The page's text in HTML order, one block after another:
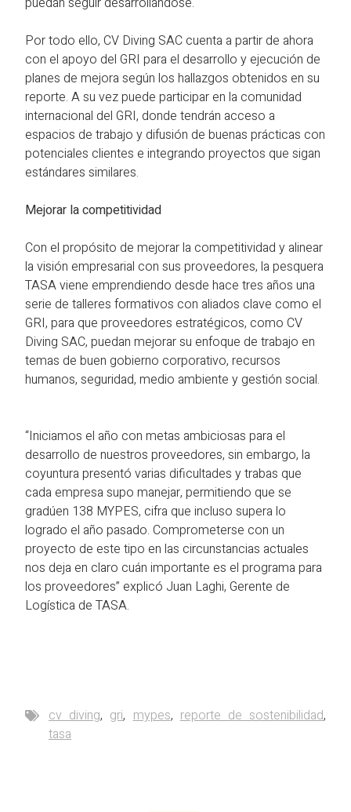
Por todo ello, CV Diving SAC cuenta a partir de ahora
con el apoyo del GRI para el desarrollo y ejecución de
planes de mejora según los hallazgos obtenidos en su
reporte. A su vez puede participar en la comunidad
internacional del GRI, donde tendrán acceso a
espacios de trabajo y difusión de buenas prácticas con
potenciales clientes e integrando proyectos que sigan
estándares similares.
Mejorar la competitividad
Con el propósito de mejorar la competitividad y alinear
la visión empresarial con sus proveedores, la pesquera
TASA viene emprendiendo desde hace tres años una
serie de talleres formativos con aliados clave como el
GRI, para que proveedores estratégicos, como CV
Diving SAC, puedan mejorar su enfoque de trabajo en
temas de buen gobierno corporativo, recursos
humanos, seguridad, medio ambiente y gestión social.
“Iniciamos el año con metas ambiciosas para el
desarrollo de nuestros proveedores, sin embargo, la
coyuntura presentó varias dificultades y trabas que
cada empresa supo manejar, permitiendo que se
gradúen 138 MYPES, cifra que incluso supera lo
logrado el año pasado. Comprometerse con un
proyecto de este tipo en las circunstancias actuales
nos deja en claro cuán importante es el programa para
los proveedores” explicó Juan Laghi, Gerente de
Logística de TASA.
cv diving, gri,mypes,reporte de sostenibilidad,
tasa